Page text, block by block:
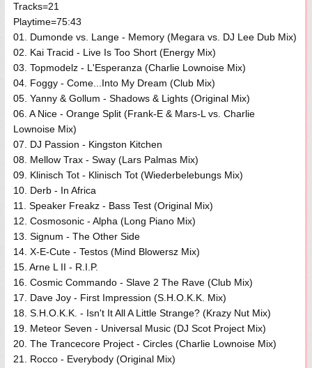
Tracks=21
Playtime=75:43
01. Dumonde vs. Lange - Memory (Megara vs. DJ Lee Dub Mix)
02. Kai Tracid - Live Is Too Short (Energy Mix)
03. Topmodelz - L'Esperanza (Charlie Lownoise Mix)
04. Foggy - Come...Into My Dream (Club Mix)
05. Yanny & Gollum - Shadows & Lights (Original Mix)
06. A Nice - Orange Split (Frank-E & Mars-L vs. Charlie
Lownoise Mix)
07. DJ Passion - Kingston Kitchen
08. Mellow Trax - Sway (Lars Palmas Mix)
09. Klinisch Tot - Klinisch Tot (Wiederbelebungs Mix)
10. Derb - In Africa
11. Speaker Freakz - Bass Test (Original Mix)
12. Cosmosonic - Alpha (Long Piano Mix)
13. Signum - The Other Side
14. X-E-Cute - Testos (Mind Blowersz Mix)
15. Arne L II - R.I.P.
16. Cosmic Commando - Slave 2 The Rave (Club Mix)
17. Dave Joy - First Impression (S.H.O.K.K. Mix)
18. S.H.O.K.K. - Isn't It All A Little Strange? (Krazy Nut Mix)
19. Meteor Seven - Universal Music (DJ Scot Project Mix)
20. The Trancecore Project - Circles (Charlie Lownoise Mix)
21. Rocco - Everybody (Original Mix)